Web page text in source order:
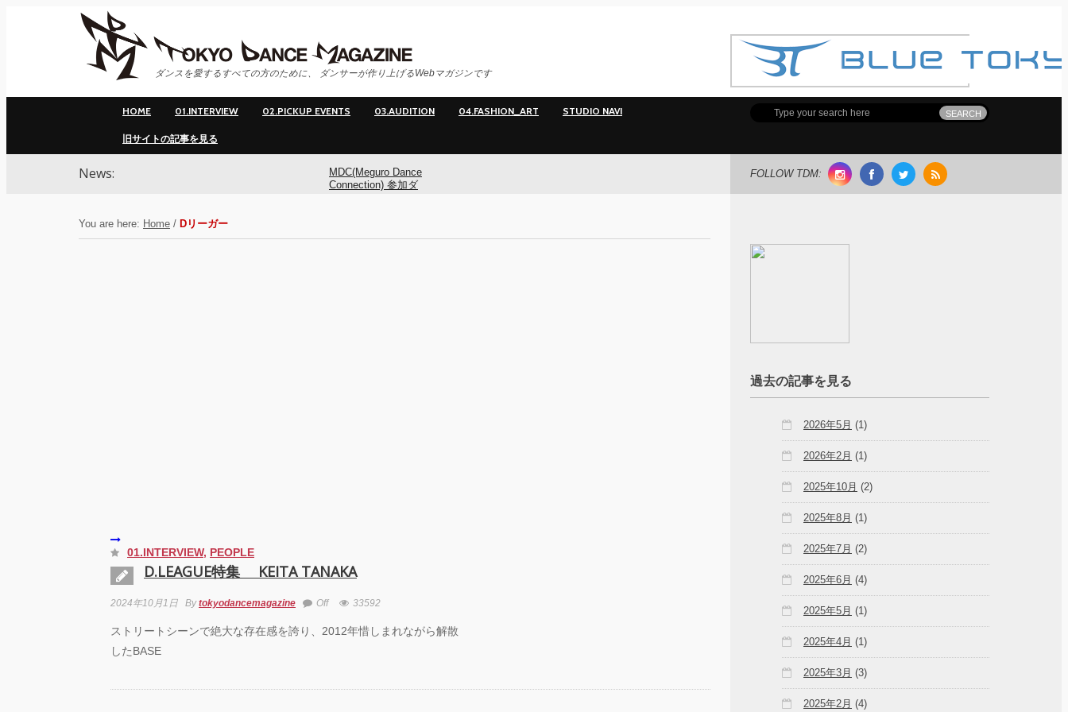
ダンスを愛するすべての方のために、 ダンサーが作り上げるWebマガジンです
HOME 01.INTERVIEW 02.PICKUP EVENTS 03.AUDITION 04.FASHION_ART STUDIO NAVI
旧サイトの記事を見る
News:
MDC(Meguro Dance
Connection) 参加ダ
MDC(Meguro Dance
公演「動態 ‒
sensorial」
DREAMS ONEMAN
FOLLOW TDM:
You are here: Home / Dリーガー
01.INTERVIEW, PEOPLE
D.LEAGUE特集 KEITA TANAKA
2024年10月1日 Bytokyodancemagazine Off 33592
ストリートシーンで絶大な存在感を誇り、2012年惜しまれながら解散
したBASE
過去の記事を見る
2026年5月 (1)
2026年2月 (1)
2025年10月 (2)
2025年8月 (1)
2025年7月 (2)
2025年6月 (4)
2025年5月 (1)
2025年4月 (1)
2025年3月 (3)
2025年2月 (4)